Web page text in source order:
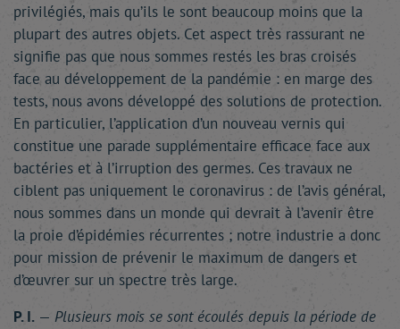
privilégiés, mais qu’ils le sont beaucoup moins que la
plupart des autres objets. Cet aspect très rassurant ne
signifie pas que nous sommes restés les bras croisés
face au développement de la pandémie : en marge des
tests, nous avons développé des solutions de protection.
En particulier, l’application d’un nouveau vernis qui
constitue une parade supplémentaire efficace face aux
bactéries et à l’irruption des germes. Ces travaux ne
ciblent pas uniquement le coronavirus : de l’avis général,
nous sommes dans un monde qui devrait à l’avenir être
la proie d’épidémies récurrentes ; notre industrie a donc
pour mission de prévenir le maximum de dangers et
d’œuvrer sur un spectre très large.
P. I. — Plusieurs mois se sont écoulés depuis la période de